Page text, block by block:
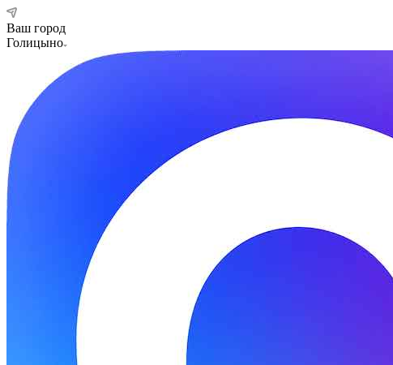
Ваш город
Голицыно